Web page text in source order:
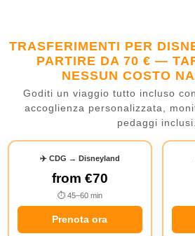
TRASFERIMENTI PER
PARTIRE DA 70 € —
NESSUN COSTO
Goditi un viaggio tutto incluso
accoglienza personalizzata,
pedaggi inclusi.
✈️ CDG → Disneyland
from €70
⏱ 45–60 min
Prenota ora